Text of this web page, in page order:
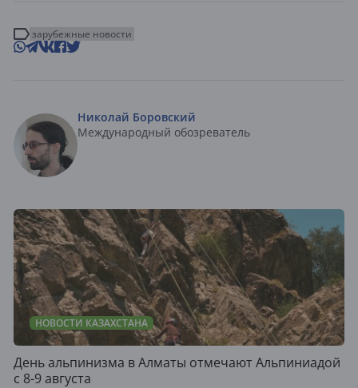
зарубежные новости
Николай Боровский
Международный обозреватель
НОВОСТИ КАЗАХСТАНА
День альпинизма в Алматы отмечают Альпиниадой
с 8-9 августа